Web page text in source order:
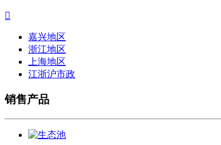

嘉兴地区
浙江地区
上海地区
江浙沪市政
销售产品